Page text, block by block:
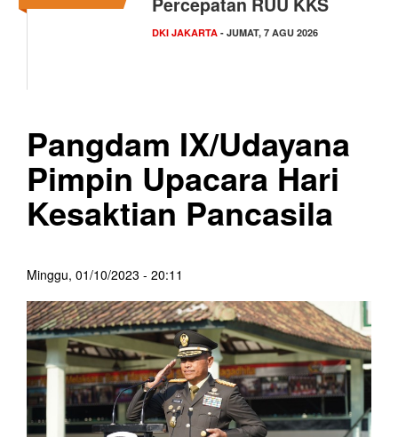
NASIONAL- JUMAT, 7 AGU 2026
Pangdam IX/Udayana
Pimpin Upacara Hari
Kesaktian Pancasila
Minggu, 01/10/2023 - 20:11